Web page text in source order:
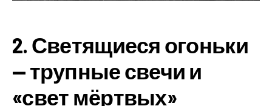
2. Светящиеся огоньки
— трупные свечи и
«свет мёртвых»